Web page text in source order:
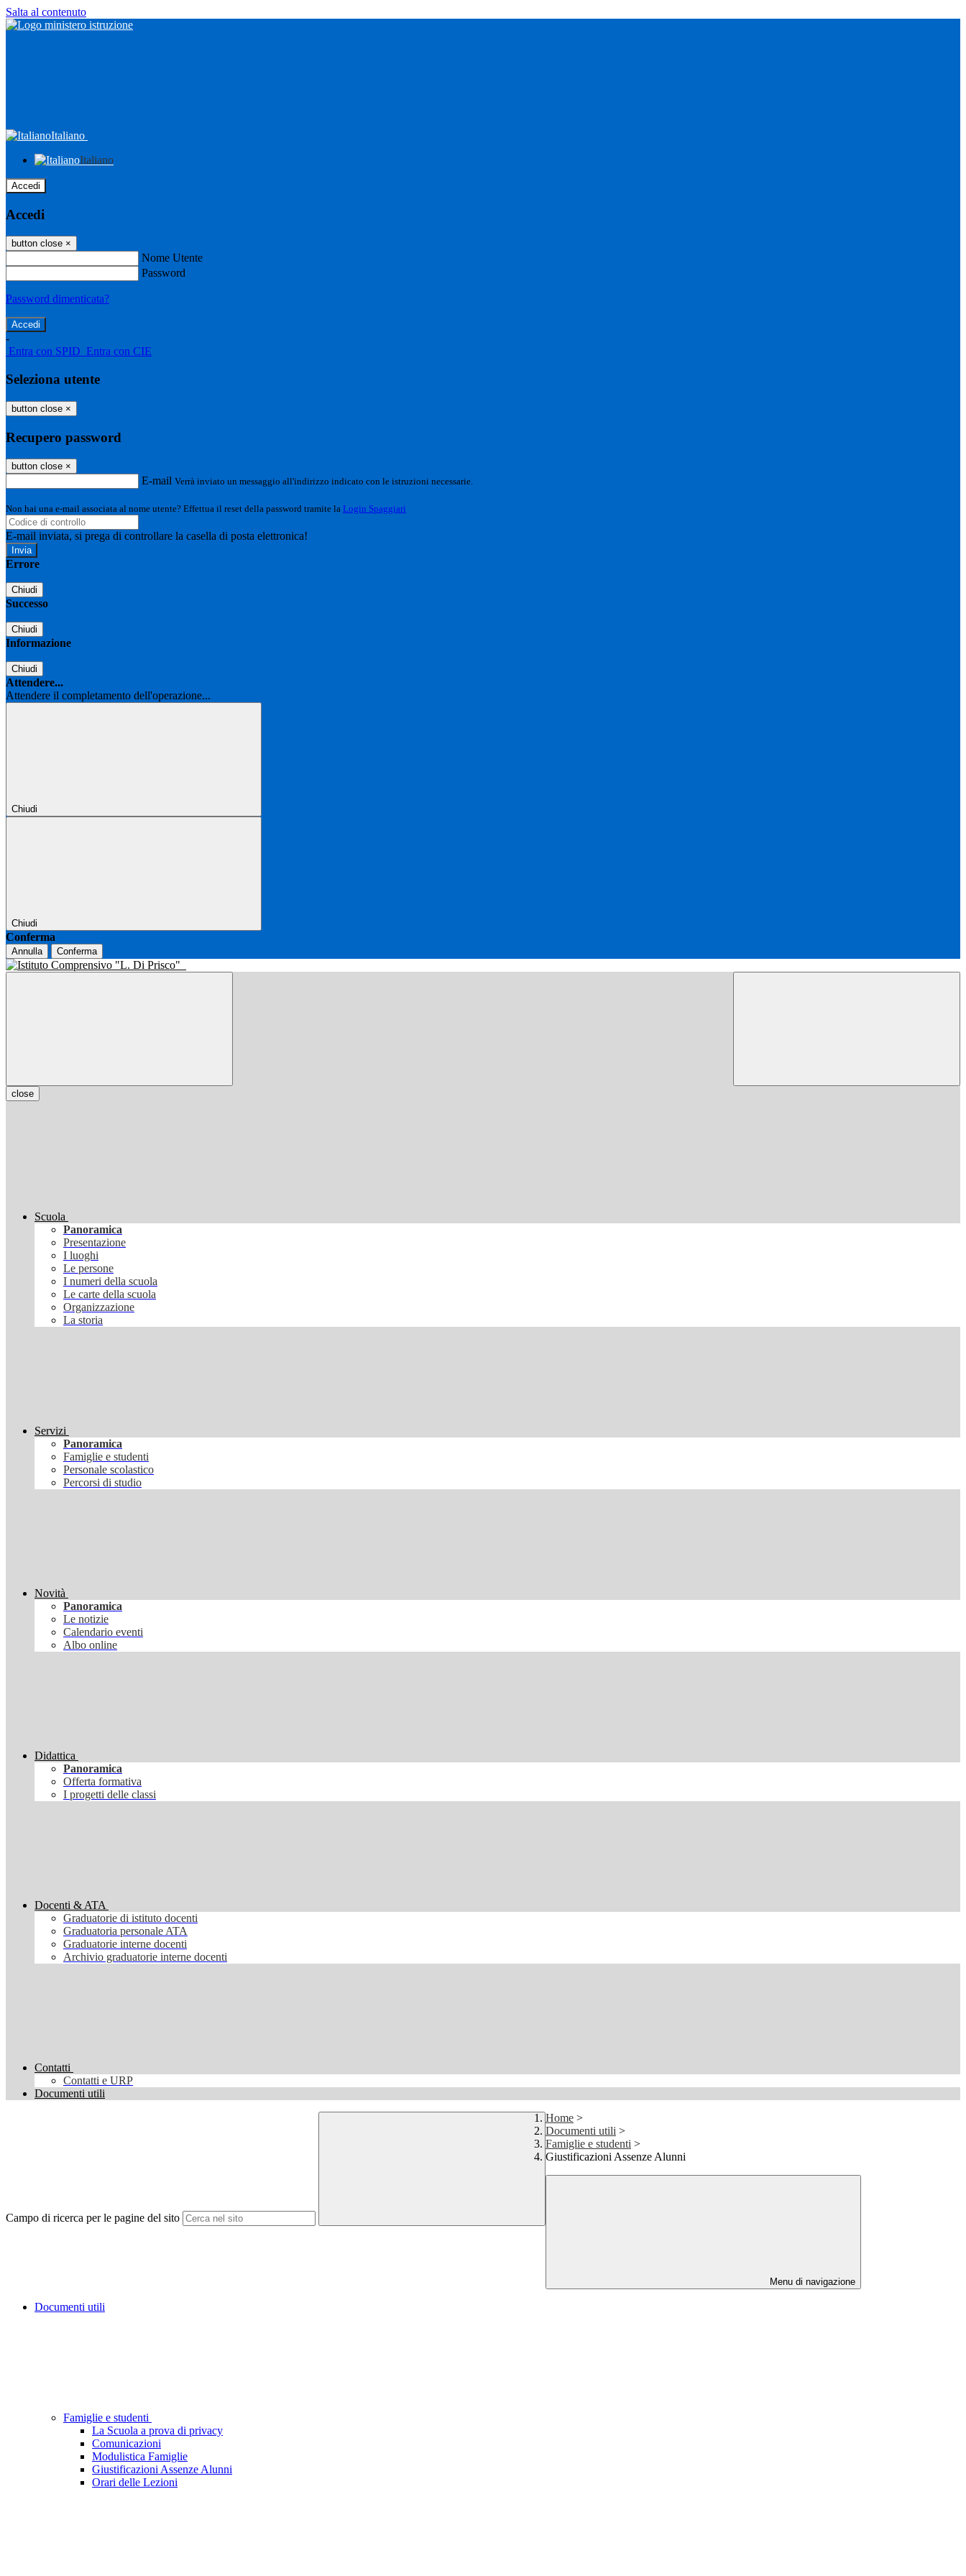
Salta al contenuto
Italiano
Italiano
Accedi
Accedi
button close ×
Nome Utente
Password
Password dimenticata?
-
Entra con SPID Entra con CIE
Seleziona utente
button close ×
Recupero password
button close ×
E-mail Verrà inviato un messaggio all'indirizzo indicato con le istruzioni necessarie.
Non hai una e-mail associata al nome utente? Effettua il reset della password tramite la Login Spaggiari
E-mail inviata, si prega di controllare la casella di posta elettronica!
Errore
Chiudi
Successo
Chiudi
Informazione
Chiudi
Attendere...
Attendere il completamento dell'operazione...
Chiudi
Chiudi
Conferma
Annulla Conferma
close
Scuola
Panoramica
Presentazione
I luoghi
Le persone
I numeri della scuola
Le carte della scuola
Organizzazione
La storia
Servizi
Panoramica
Famiglie e studenti
Personale scolastico
Percorsi di studio
Novità
Panoramica
Le notizie
Calendario eventi
Albo online
Didattica
Panoramica
Offerta formativa
I progetti delle classi
Docenti & ATA
Graduatorie di istituto docenti
Graduatoria personale ATA
Graduatorie interne docenti
Archivio graduatorie interne docenti
Contatti
Contatti e URP
Documenti utili
Campo di ricerca per le pagine del sito
Home >
Documenti utili >
Famiglie e studenti >
Giustificazioni Assenze Alunni
Menu di navigazione
Documenti utili
Famiglie e studenti
La Scuola a prova di privacy
Comunicazioni
Modulistica Famiglie
Giustificazioni Assenze Alunni
Orari delle Lezioni